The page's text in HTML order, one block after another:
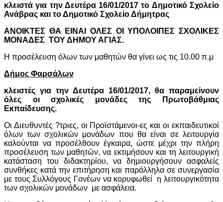
κλειστά για την Δευτέρα 16/01/2017 το Δημοτικό Σχολείο
Ανάβρας και το Δημοτικό Σχολείο Δήμητρας
ΑΝΟΙΚΤΕΣ ΘΑ ΕΙΝΑΙ ΟΛΕΣ ΟΙ ΥΠΟΛΟΙΠΕΣ ΣΧΟΛΙΚΕΣ
ΜΟΝΑΔΕΣ ΤΟΥ ΔΗΜΟΥ ΑΓΙΑΣ.
Η προσέλευση όλων των μαθητών θα γίνει ως τις 10.00 π.μ
Δήμος Φαρσάλων
κλειστές για την Δευτέρα 16/01/2017, θα παραμείνουν
όλες οι σχολικές μονάδες της Πρωτοβάθμιας
Εκπαίδευσης.
Οι Διευθυντές ?τριες, οι Προϊστάμενοι-ες και οι εκπαιδευτικοί
όλων των σχολικών μονάδων που θα είναι σε λειτουργία
καλούνται να προσέλθουν έγκαιρα, ώστε μέχρι την πλήρη
προσέλευση των μαθητών, να εκτιμήσουν και τη λειτουργική
κατάσταση του διδακτηρίου, να δημιουργήσουν ασφαλείς
συνθήκες κατά την επιτήρηση και παράλληλα σε συνεργασία
με τους Συλλόγους Γονέων να κορυφωθεί
η λειτουργικότητα
των σχολικών μονάδων με ασφάλεια.